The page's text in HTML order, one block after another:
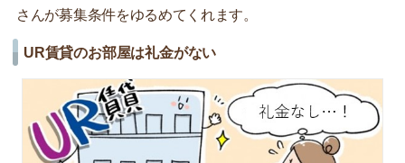
さんが募集条件をゆるめてくれます。
UR賃貸のお部屋は礼金がない